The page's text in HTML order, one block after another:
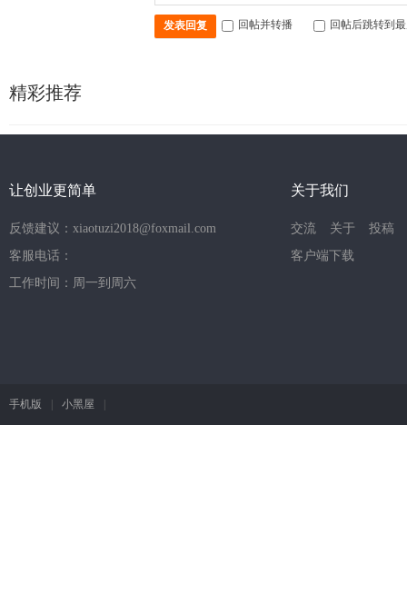
发表回复 回帖并转播 回帖后跳转到
精彩推荐
让创业更简单
反馈建议：xiaotuzi2018@foxmail.com
客服电话：
工作时间：周一到周六
关于我们
交流 关于
投稿
客户端下载
手机版 | 小黑屋 |